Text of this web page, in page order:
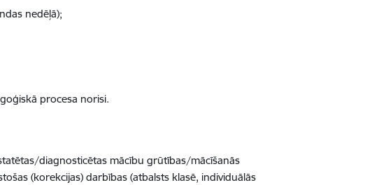
nedēļā);
procesa norisi.
diagnosticētas mācību grūtības/mācīšanās
(korekcijas) darbības (atbalsts klasē, individuālās